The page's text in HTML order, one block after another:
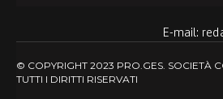
E-mail:
© COPYRIGHT 2023 PRO.GES. SOCIETÀ
TUTTI I DIRITTI RISERVATI